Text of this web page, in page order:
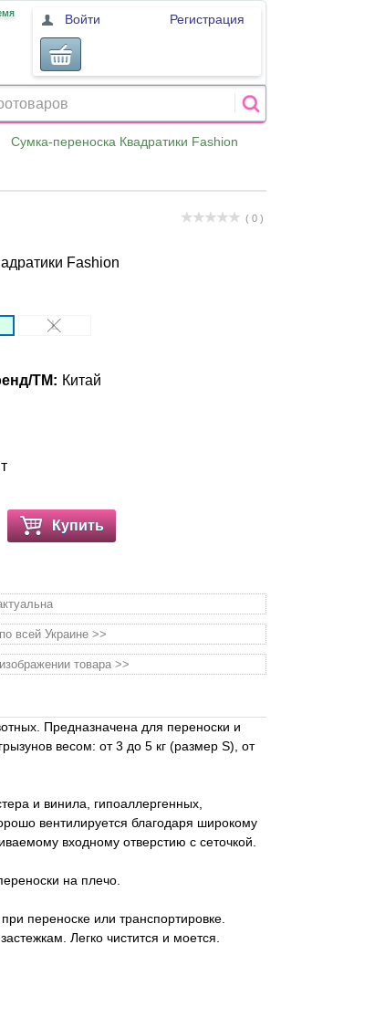
Войти Регистрация
Сумка-переноска Квадратики Fashion
( 0 )
Fashion
L
ТМ: Китай
Купить
всей Украине >>
товара >>
Предназначена для переноски и
весом: от 3 до 5 кг (размер S), от
и винила, гипоаллергенных,
вентилируется благодаря широкому
входному отверстию с сеточкой.
на плечо.
переноске или транспортировке.
Легко чистится и моется.